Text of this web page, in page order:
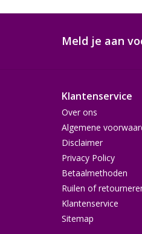
Meld je aan
Klantenservice
Over ons
Algemene
Disclaimer
Privacy Policy
Betaalmethoden
Ruilen of
Klantenservice
Sitemap